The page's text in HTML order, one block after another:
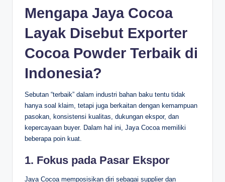
Mengapa Jaya Cocoa
Layak Disebut Exporter
Cocoa Powder Terbaik di
Indonesia?
Sebutan “terbaik” dalam industri bahan baku tentu tidak
hanya soal klaim, tetapi juga berkaitan dengan kemampuan
pasokan, konsistensi kualitas, dukungan ekspor, dan
kepercayaan buyer. Dalam hal ini, Jaya Cocoa memiliki
beberapa poin kuat.
1. Fokus pada Pasar Ekspor
Jaya Cocoa memposisikan diri sebagai supplier dan